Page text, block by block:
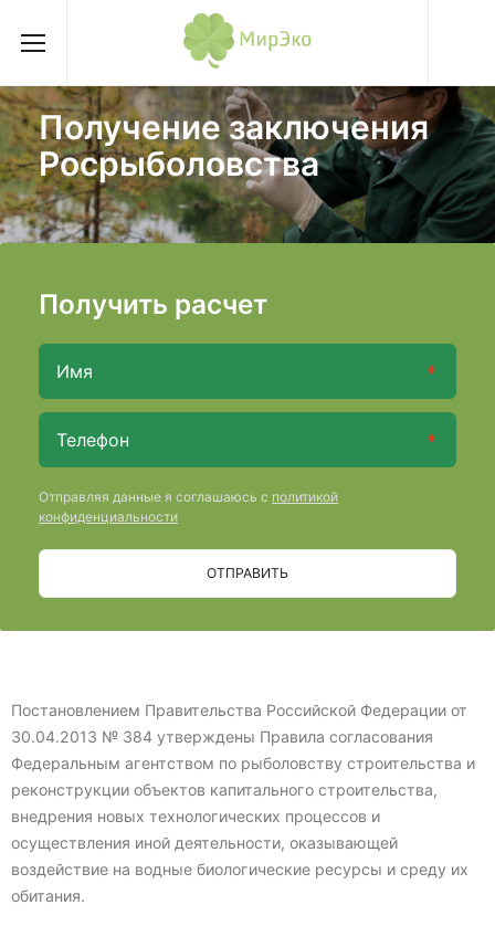
Получение заключения
Росрыболовства
Получить расчет
Отправляя данные я соглашаюсь с политикой
конфиденциальности
ОТПРАВИТЬ
Постановлением Правительства Российской Федерации от
30.04.2013 № 384 утверждены Правила согласования
Федеральным агентством по рыболовству строительства и
реконструкции объектов капитального строительства,
внедрения новых технологических процессов и
осуществления иной деятельности, оказывающей
воздействие на водные биологические ресурсы и среду их
обитания.